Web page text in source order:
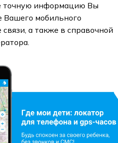
точную информацию Вы
Вашего мобильного
а также в справочной